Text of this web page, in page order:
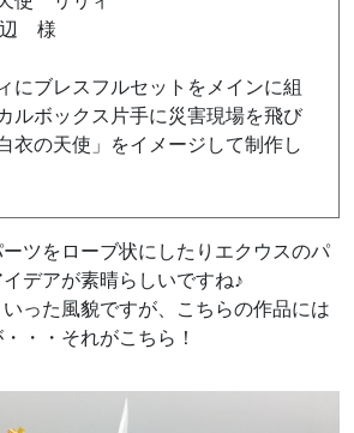
辺 様
にブレスフルセットをメインに組
ルボックス片手に災害現場を飛び
衣の天使」をイメージして制作し
ツをローブ状にしたりエクウスのパ
デアが素晴らしいですね♪
った風貌ですが、こちらの作品には
・・それがこちら！